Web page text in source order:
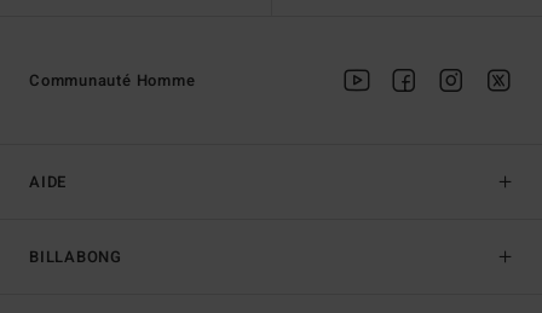
AIDE
BILLABONG
Communauté Homme